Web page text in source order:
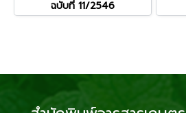
ฉบับที่ 11/2546